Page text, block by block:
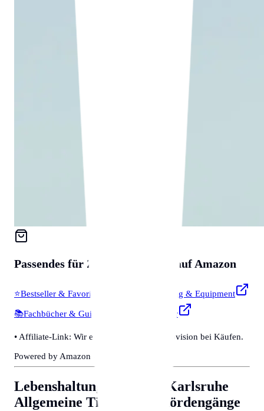
Passendes für Zubehör & Tools auf Amazon
⭐Bestseller & Favoriten
Profi-Werkzeug & Equipment
📚Fachbücher & Guides Smarte Helfer
• Affiliate-Link: Wir erhalten eine kleine Provision bei Käufen.
Powered by Amazon 🛒
Lebenshaltungskosten in Karlsruhe
Allgemeine Tipps für Behördengänge